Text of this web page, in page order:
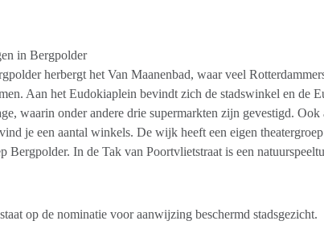
in Bergpolder
herbergt het Van Maanenbad, waar veel
Aan het Eudokiaplein bevindt zich de stadswinkel en de
waarin onder andere drie supermarkten zijn gevestigd. Ook
je een aantal winkels. De wijk heeft een eigen
Bergpolder. In de Tak van Poortvlietstraat is een
op de nominatie voor aanwijzing beschermd stadsgezicht.